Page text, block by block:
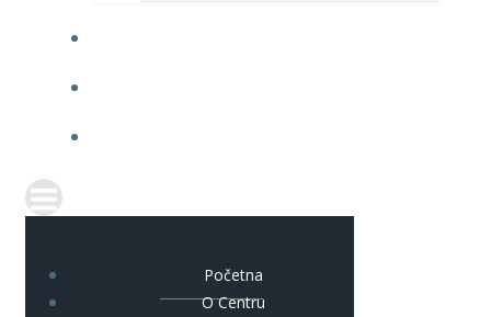
Početna
O Centru